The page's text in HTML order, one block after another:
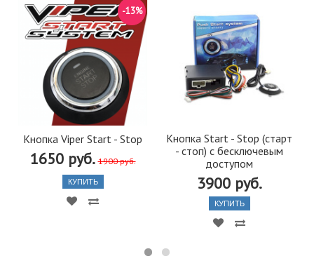
Кнопка Viper Start - Stop
1650 руб. 1900 руб.
-13%
КУПИТЬ
Кнопка Start - Stop (старт
- стоп) с бесключевым
доступом
3900 руб.
КУПИТЬ